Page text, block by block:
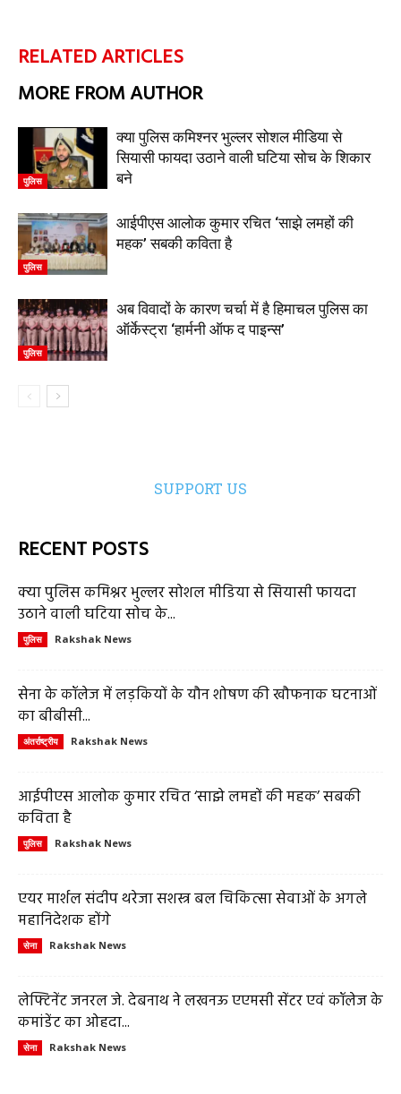
RELATED ARTICLES
MORE FROM AUTHOR
पुलिस
क्या पुलिस कमिश्नर भुल्लर सोशल मीडिया से
सियासी फायदा उठाने वाली घटिया सोच के शिकार
बने
पुलिस
आईपीएस आलोक कुमार रचित ‘साझे लमहों की
महक’ सबकी कविता है
पुलिस
अब विवादों के कारण चर्चा में है हिमाचल पुलिस का
ऑर्केस्ट्रा ‘हार्मनी ऑफ द पाइन्स’
SUPPORT US
RECENT POSTS
क्या पुलिस कमिश्नर भुल्लर सोशल मीडिया से सियासी फायदा
उठाने वाली घटिया सोच के...
पुलिस Rakshak News
सेना के कॉलेज में लड़कियों के यौन शोषण की खौफनाक घटनाओं
का बीबीसी...
अंतर्राष्ट्रीय Rakshak News
आईपीएस आलोक कुमार रचित ‘साझे लमहों की महक’ सबकी
कविता है
पुलिस Rakshak News
एयर मार्शल संदीप थरेजा सशस्त्र बल चिकित्सा सेवाओं के अगले
महानिदेशक होंगे
सेना Rakshak News
लेफ्टिनेंट जनरल जे. देबनाथ ने लखनऊ एएमसी सेंटर एवं कॉलेज के
कमांडेंट का ओहदा...
सेना Rakshak News